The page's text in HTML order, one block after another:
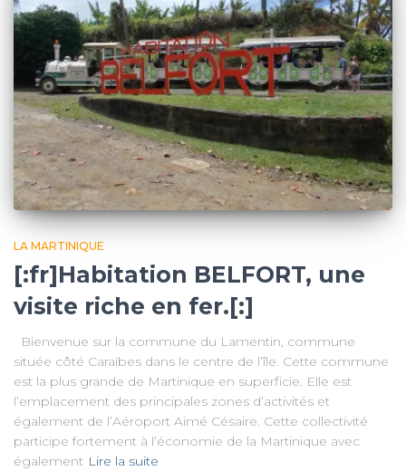
LA MARTINIQUE
[:fr]Habitation BELFORT, une
visite riche en fer.[:]
Bienvenue sur la commune du Lamentin, commune
située côté Caraïbes dans le centre de l’île. Cette commune
est la plus grande de Martinique en superficie. Elle est
l’emplacement des principales zones d’activités et
également de l’Aéroport Aimé Césaire. Cette collectivité
participe fortement à l’économie de la Martinique avec
également Lire la suite